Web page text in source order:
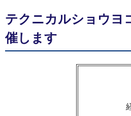
テクニカルショウヨ
催します